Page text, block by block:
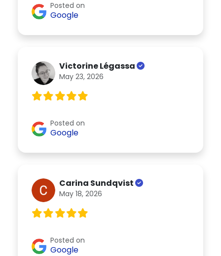
Posted on
Google
Victorine Légassa
May 23, 2026
Posted on
Google
Carina Sundqvist
May 18, 2026
Posted on
Google